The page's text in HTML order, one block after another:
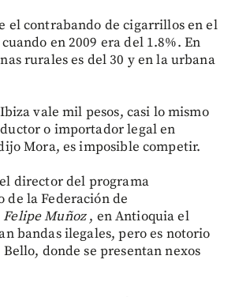
el contrabando de cigarrillos en el
en 2009 era del 1.8%. En
rurales es del 30 y en la urbana
vale mil pesos, casi lo mismo
o importador legal en
Mora, es imposible competir.
director del programa
de la Federación de
Felipe Muñoz, en Antioquia el
bandas ilegales, pero es notorio
donde se presentan nexos